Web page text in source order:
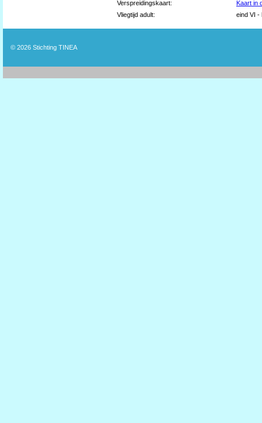
Verspreidingskaart:
Kaart in
Vliegtijd adult:
eind VI -
© 2026 Stichting TINEA